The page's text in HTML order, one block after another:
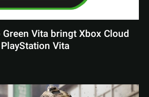
Vita bringt Xbox Cloud
Vita